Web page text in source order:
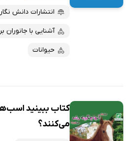
انتشارات دانش
آشنایی با جانوران
حیوانات
کتاب ببینید
می‌کنند؟